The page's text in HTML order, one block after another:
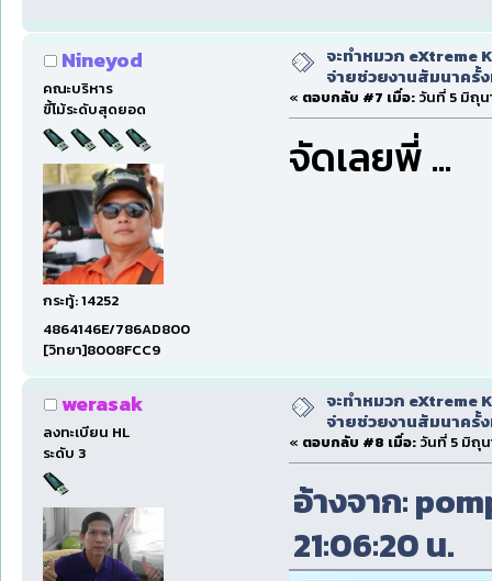
Nineyod
คณะบริหาร
ขี้โม้ระดับสุดยอด
กระทู้: 14252
4864146E/786AD800
[วิทยา]8008FCC9
จะทำหมวก eXtreme
จ่ายช่วยงานสัมนาครั้
« ตอบกลับ #7 เมื่อ: วันที่ 5 มิถุน
จัดเลยพี่ ...
werasak
ลงทะเบียน HL
ระดับ 3
จะทำหมวก eXtreme
จ่ายช่วยงานสัมนาครั้
« ตอบกลับ #8 เมื่อ: วันที่ 5 มิถุน
อ้างจาก:
21:06:20 น.